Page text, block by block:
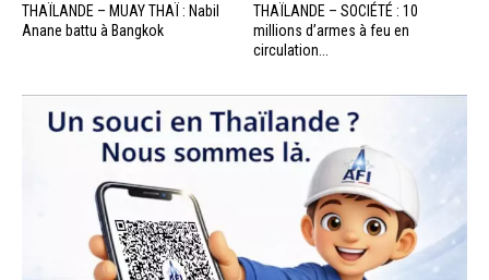
THAÏLANDE – MUAY THAÏ : Nabil
Anane battu à Bangkok
THAÏLANDE – SOCIÉTÉ : 10
millions d’armes à feu en
circulation...